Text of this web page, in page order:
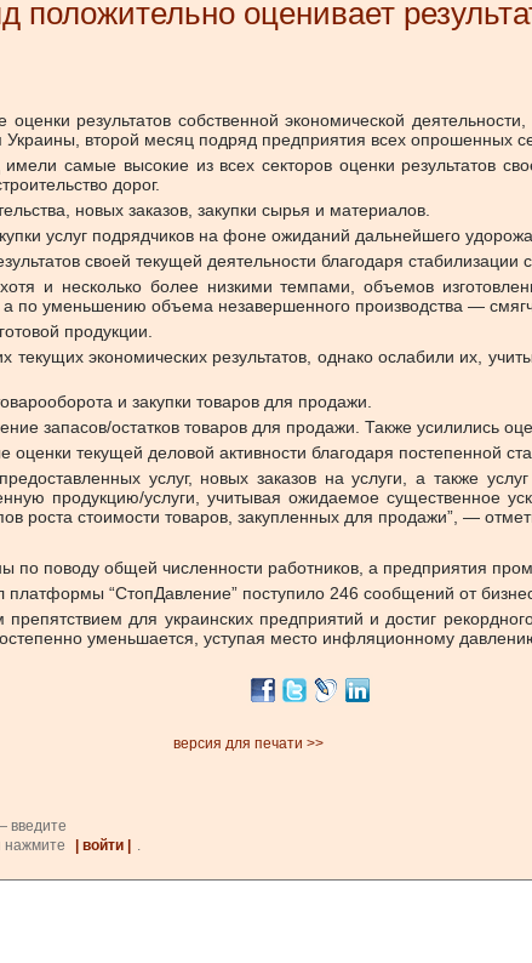
положительно оценивает
результатов собственной экономической
второй месяц подряд предприятия всех опрошенных
самые высокие из всех секторов оценки результатов
дорог.
новых заказов, закупки сырья и материалов.
услуг подрядчиков на фоне ожиданий дальнейшего
своей текущей деятельности благодаря стабилизации
и несколько более низкими темпами, объемов
по уменьшению объема незавершенного производства —
продукции.
экономических результатов, однако ослабили их,
и закупки товаров для продажи.
запасов/остатков товаров для продажи. Также усилились
текущей деловой активности благодаря постепенной
услуг, новых заказов на услуги, а также
продукцию/услуги, учитывая ожидаемое существенное
роста стоимости товаров, закупленных для продажи”, —
по поводу общей численности работников, а предприятия
“СтопДавление” поступило 246 сообщений от
для украинских предприятий и достиг
уменьшается, уступая место инфляционному
версия для печати >>
введите
нажмите | войти |
.